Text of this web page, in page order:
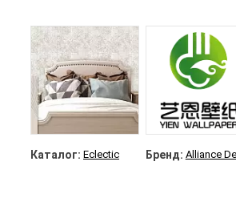
Каталог: Eclectic Бренд: Alliance